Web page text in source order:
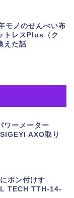
モノのせんべい布
トレスPlus（ク
えた話
ワーメーター
AXO取り
ポン付けす
TECH TTH-14-